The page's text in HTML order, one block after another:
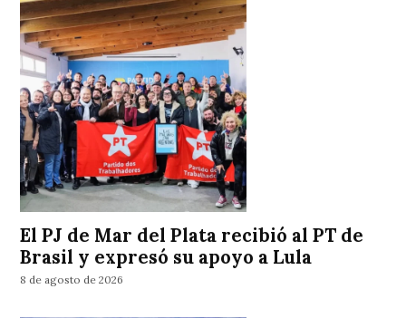
El PJ de Mar del Plata recibió al PT de
Brasil y expresó su apoyo a Lula
8 de agosto de 2026